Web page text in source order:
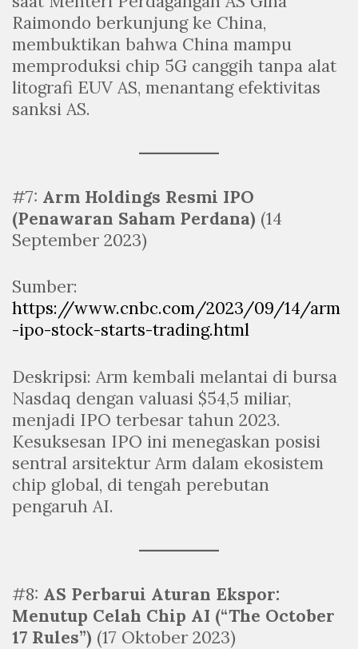
Raimondo berkunjung ke China,
membuktikan bahwa China mampu
memproduksi chip 5G canggih tanpa alat
litografi EUV AS, menantang efektivitas
sanksi AS.
#7: Arm Holdings Resmi IPO
(Penawaran Saham Perdana) (14
September 2023)
Sumber:
https://www.cnbc.com/2023/09/14/arm
-ipo-stock-starts-trading.html
Deskripsi: Arm kembali melantai di bursa
Nasdaq dengan valuasi $54,5 miliar,
menjadi IPO terbesar tahun 2023.
Kesuksesan IPO ini menegaskan posisi
sentral arsitektur Arm dalam ekosistem
chip global, di tengah perebutan
pengaruh AI.
#8: AS Perbarui Aturan Ekspor:
Menutup Celah Chip AI (“The October
17 Rules”) (17 Oktober 2023)